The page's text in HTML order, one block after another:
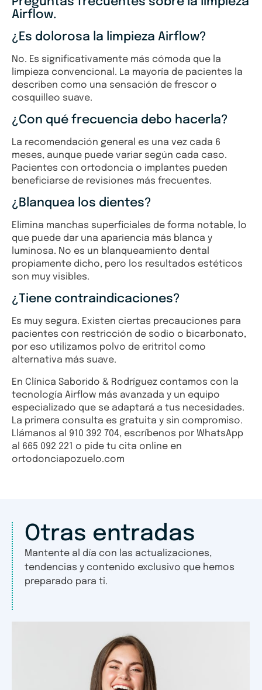
Airflow.
¿Es dolorosa la limpieza Airflow?
No. Es significativamente más cómoda que la
limpieza convencional. La mayoría de pacientes la
describen como una sensación de frescor o
cosquilleo suave.
¿Con qué frecuencia debo hacerla?
La recomendación general es una vez cada 6
meses, aunque puede variar según cada caso.
Pacientes con ortodoncia o implantes pueden
beneficiarse de revisiones más frecuentes.
¿Blanquea los dientes?
Elimina manchas superficiales de forma notable, lo
que puede dar una apariencia más blanca y
luminosa. No es un blanqueamiento dental
propiamente dicho, pero los resultados estéticos
son muy visibles.
¿Tiene contraindicaciones?
Es muy segura. Existen ciertas precauciones para
pacientes con restricción de sodio o bicarbonato,
por eso utilizamos polvo de eritritol como
alternativa más suave.
En Clínica Saborido & Rodríguez contamos con la
tecnología Airflow más avanzada y un equipo
especializado que se adaptará a tus necesidades.
La primera consulta es gratuita y sin compromiso.
Llámanos al 910 392 704, escríbenos por WhatsApp
al 665 092 221 o pide tu cita online en
ortodonciapozuelo.com
Otras entradas
Mantente al día con las actualizaciones,
tendencias y contenido exclusivo que hemos
preparado para ti.